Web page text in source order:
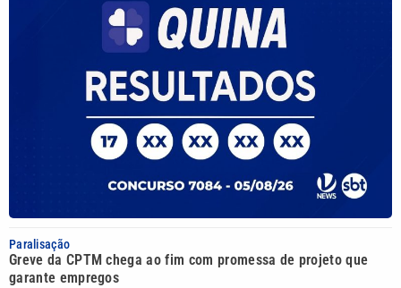
Paralisação
Greve da CPTM chega ao fim com promessa de projeto que
garante empregos